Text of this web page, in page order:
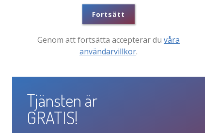
Fortsätt
Genom att fortsätta accepterar du våra
användarvillkor.
Tjänsten är
GRATIS!